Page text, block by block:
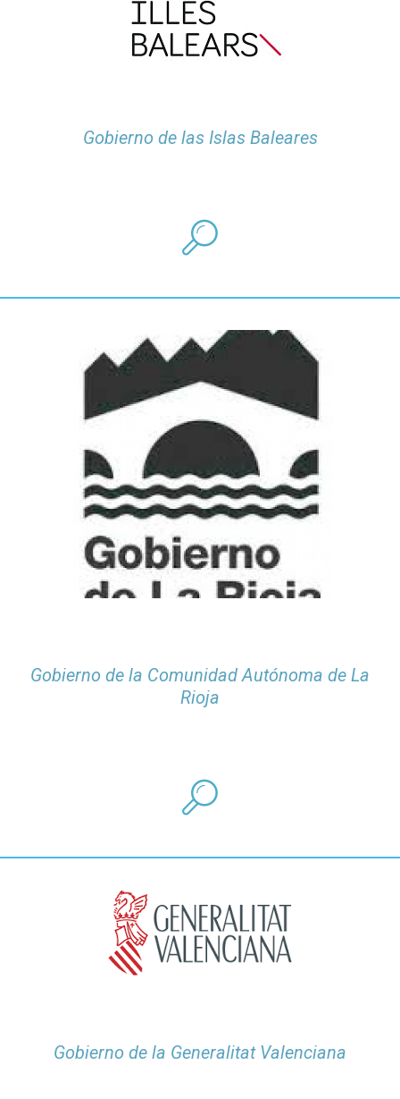
Gobierno de las Islas Baleares
Gobierno de la Comunidad Autónoma de La
Rioja
Gobierno de la Generalitat Valenciana